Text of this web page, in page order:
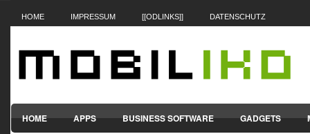
HOME IMPRESSUM [[ODLINKS]] DATENSCHUTZ
HOME APPS BUSINESS SOFTWARE GADGETS